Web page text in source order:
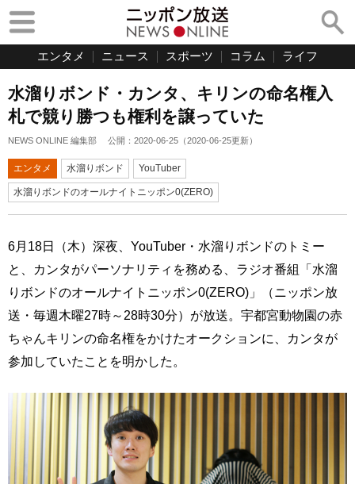
エンタメ ニュース スポーツ コラム ライフ
水溜りボンド・カンタ、キリンの命名権入
札で競り勝つも権利を譲っていた
NEWS ONLINE 編集部 公開： 2020-06-25 （2020-06-25更新）
エンタメ 水溜りボンド YouTuber
水溜りボンドのオールナイトニッポン0(ZERO)
6月18日（木）深夜、YouTuber・水溜りボンドのトミー
と、カンタがパーソナリティを務める、ラジオ番組「水溜
りボンドのオールナイトニッポン0(ZERO)」（ニッポン放
送・毎週木曜27時～28時30分）が放送。宇都宮動物園の赤
ちゃんキリンの命名権をかけたオークションに、カンタが
参加していたことを明かした。